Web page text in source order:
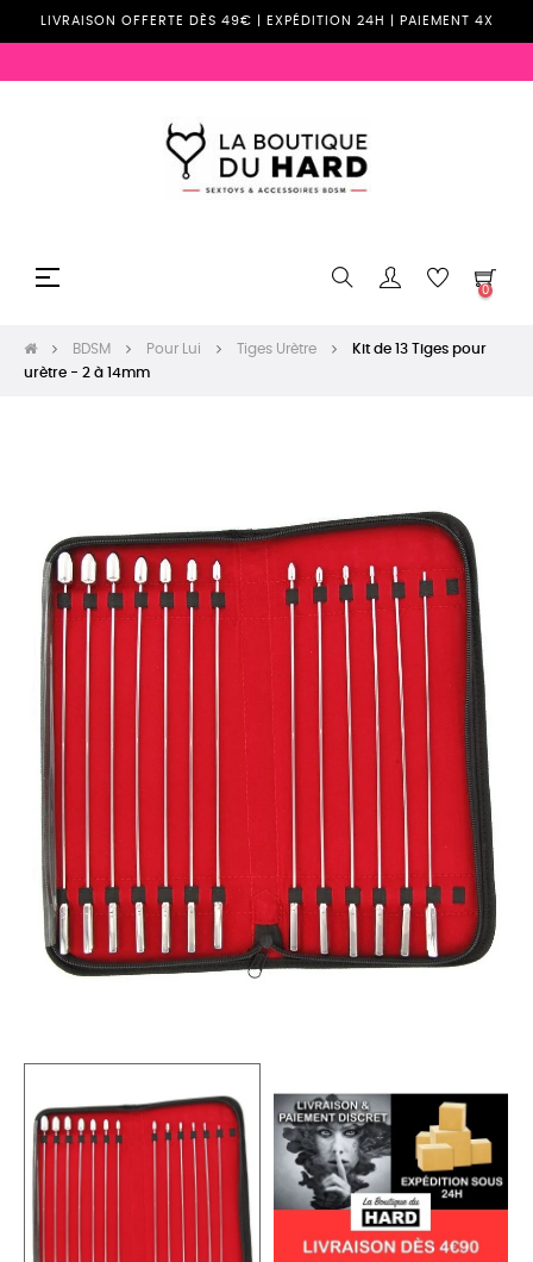
LIVRAISON OFFERTE DÈS 49€ | EXPÉDITION 24H | PAIEMENT 4X
Basculer
☰
0
BDSM Pour Lui Tiges Urètre
Kit de 13 Tiges pour
urètre - 2 à 14mm